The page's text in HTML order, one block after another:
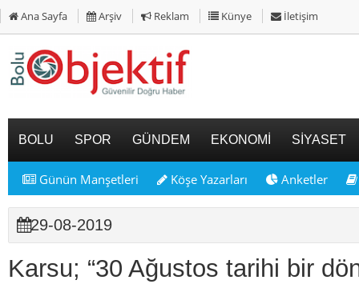
Ana Sayfa Arşiv Reklam Künye İletişim
BOLU SPOR GÜNDEM EKONOMİ SİYASET
Günün Manşetleri Köşe Yazarları Anketler
29-08-2019
Karsu; “30 Ağustos tarihi bir